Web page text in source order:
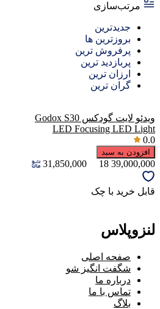
مرتب‌سازی
جدیدترین
بروزترین ها
پرفروش ترین
پربازدید ترین
ارزان ترین
گران ترین
ویدئو لایت گودکس Godox S30
LED Focusing LED Light
0.0
افزودن به سبد
39,000,000
18
31,850,000
قابل خرید با چک
لنزوپلاس
صفحه اصلی
شگفت انگیز شو
درباره ما
تماس با ما
بلاگ